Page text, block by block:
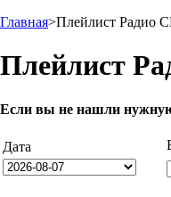
Главная>Плейлист Радио
Плейлист
Если вы не нашли
Дата